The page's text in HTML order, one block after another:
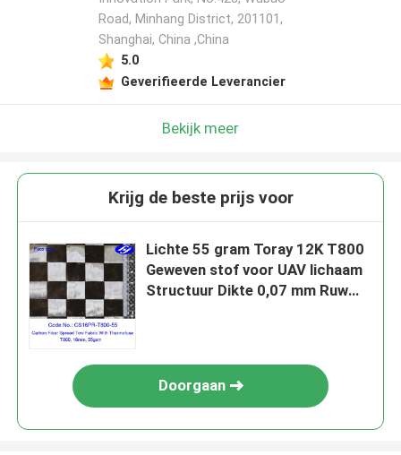
Road, Minhang District, 201101,
Shanghai, China ,China
5.0
Geverifieerde Leverancier
Bekijk meer
Krijg de beste prijs voor
Lichte 55 gram Toray 12K T800
Geweven stof voor UAV lichaam
Structuur Dikte 0,07 mm Ruw
Doorgaan